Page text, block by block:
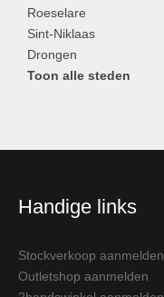
Roeselare
Sint-Niklaas
Drongen
Toon alle steden
Handige links
Stockverkoop aanmelden
Outletshop aanmelden